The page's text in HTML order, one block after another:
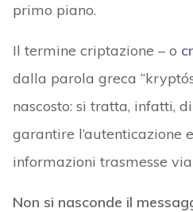
primo piano.
Il termine criptazione – o
dalla parola greca
nascosto: si tratta, infatti,
garantire l’autenticazione
informazioni trasmesse
Non si nasconde il